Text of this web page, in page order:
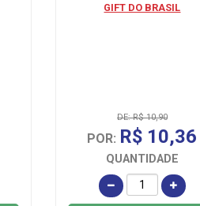
GIFT DO BRASIL
DE: R$ 10,90
POR: R$ 10,36
QUANTIDADE